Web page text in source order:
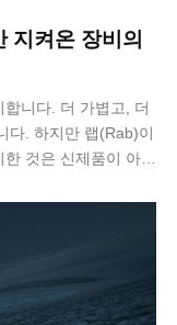
지켜온 장비의
니다. 더 가볍고, 더
다. 하지만 랩(Rab)이
것은 신제품이 아니